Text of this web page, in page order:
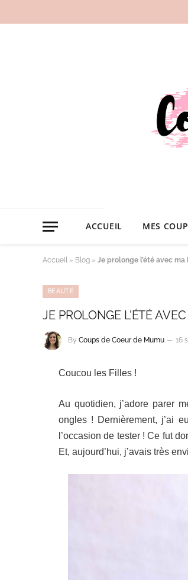
ACCUEIL MES
Accueil » Blog » Je prolonge l’été avec ma
BEAUTÉ
JE PROLONGE L’ÉTÉ
By Coups de Coeur de Mumu 16
Coucou les Filles !
Au quotidien, j’adore parer
ongles ! Dernièrement, j’ai
l’occasion de tester ! Ce fut
Et, aujourd’hui, j’avais très